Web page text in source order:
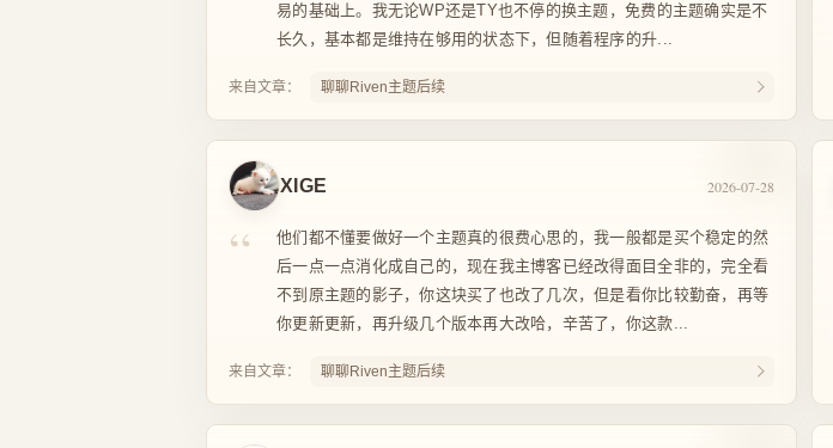
易的基础上。我无论WP还是TY也不停的换主题，免费的主题确实是不
长久，基本都是维持在够用的状态下，但随着程序的升...
来自文章： 聊聊Riven主题后续
XIGE 2026-07-28
“
他们都不懂要做好一个主题真的很费心思的，我一般都是买个稳定的然
后一点一点消化成自己的，现在我主博客已经改得面目全非的，完全看
不到原主题的影子，你这块买了也改了几次，但是看你比较勤奋，再等
你更新更新，再升级几个版本再大改哈，辛苦了，你这款...
来自文章： 聊聊Riven主题后续